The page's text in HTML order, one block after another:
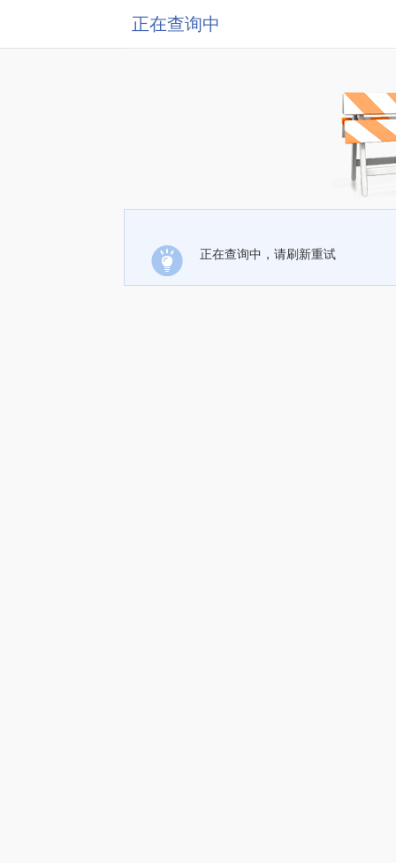
正在查询中
正在查询中，请刷新重试